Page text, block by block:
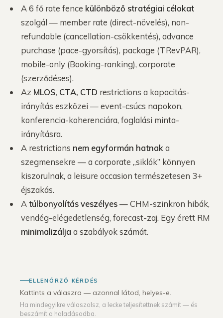
A 6 fő rate fence különböző stratégiai célokat
szolgál — member rate (direct-növelés), non-
refundable (cancellation-csökkentés), advance
purchase (pace-gyorsítás), package (TRevPAR),
mobile-only (Booking-ranking), corporate
(szerződéses).
Az MLOS, CTA, CTD restrictions a kapacitás-
irányítás eszközei — event-csúcs napokon,
konferencia-koherenciára, foglalási minta-
irányításra.
A restrictions nem egyformán hatnak a
szegmensekre — a corporate „siklók” könnyen
kiszorulnak, a leisure occasion természetesen 3+
éjszakás.
Atúlbonyolítás veszélyes— CHM-szinkron hibák,
vendég-elégedetlenség, forecast-zaj. Egy érett RM
minimalizálja a szabályok számát.
ELLENŐRZŐ KÉRDÉS
Kattints a válaszra — azonnal látod, helyes-e.
Ha mindegyikre válaszolsz, a lecke teljesítettnek számít — és
beszámít a haladásodba.